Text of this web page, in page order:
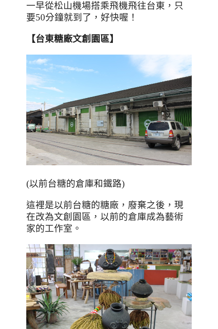
一早從松山機場搭乘飛機飛往台東，只
要50分鐘就到了，好快喔！
【台東糖廠文創園區】
(以前台糖的倉庫和鐵路)
這裡是以前台糖的糖廠，廢棄之後，現
在改為文創園區，以前的倉庫成為藝術
家的工作室。